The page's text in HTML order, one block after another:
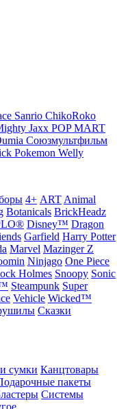
Sanrio ChikoRoko
Jaxx POP MART
Союзмультфильм
Pokemon Welly
4+ ART Animal
Botanicals BrickHeadz
Disney™ Dragon
Garfield Harry Potter
Marvel Mazinger Z
Ninjago One Piece
Holmes Snoopy Sonic
Steampunk Super
Vehicle Wicked™
Сказки
сумки Канцтовары
пакеты
Системы